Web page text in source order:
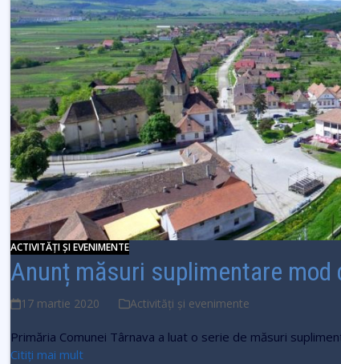
ACTIVITĂȚI ȘI EVENIMENTE
Anunț măsuri suplimentare
17 martie 2020 Activități și evenimente
Primăria Comunei Târnava a luat o serie de măsuri
Citiți mai mult